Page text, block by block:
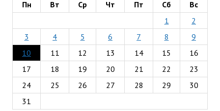
Пн Вт Ср Чт Пт Сб
Вс
1
2
3
4 5 6 7 8
9
10
11 12 13 14 15
16
17
18 19 20 21 22
23
24
25 26 27 28 29
30
31